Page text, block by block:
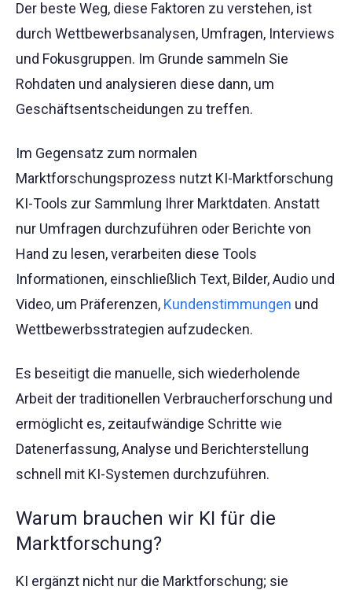
Der beste Weg, diese Faktoren zu verstehen, ist
durch Wettbewerbsanalysen, Umfragen, Interviews
und Fokusgruppen. Im Grunde sammeln Sie
Rohdaten und analysieren diese dann, um
Geschäftsentscheidungen zu treffen.
Im Gegensatz zum normalen
Marktforschungsprozess nutzt KI-Marktforschung
KI-Tools zur Sammlung Ihrer Marktdaten. Anstatt
nur Umfragen durchzuführen oder Berichte von
Hand zu lesen, verarbeiten diese Tools
Informationen, einschließlich Text, Bilder, Audio und
Video, um Präferenzen, Kundenstimmungen und
Wettbewerbsstrategien aufzudecken.
Es beseitigt die manuelle, sich wiederholende
Arbeit der traditionellen Verbraucherforschung und
ermöglicht es, zeitaufwändige Schritte wie
Datenerfassung, Analyse und Berichterstellung
schnell mit KI-Systemen durchzuführen.
Warum brauchen wir KI für die
Marktforschung?
KI ergänzt nicht nur die Marktforschung; sie